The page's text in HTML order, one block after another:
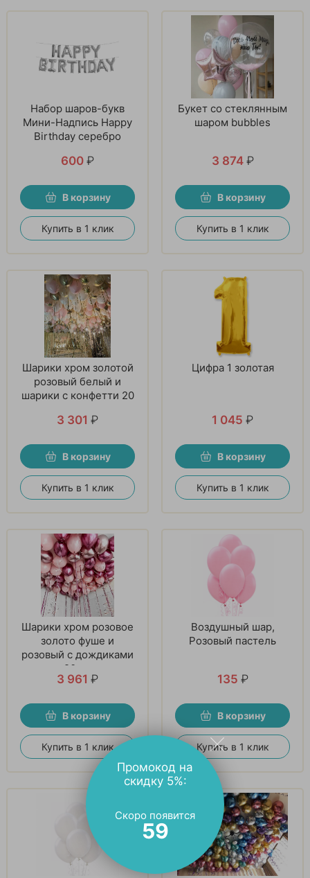
Набор шаров-букв
Мини-Надпись Happy
Birthday серебро
600 ₽
В корзину
Купить в 1 клик
Букет со стеклянным
шаром bubbles
3 874 ₽
В корзину
Купить в 1 клик
Шарики хром золотой
розовый белый и
шарики с конфетти 20
3 301 ₽
В корзину
Купить в 1 клик
Цифра 1 золотая
1 045 ₽
В корзину
Купить в 1 клик
Шарики хром розовое
золото фуше и
розовый с дождиками
20 шт
3 961 ₽
В корзину
Купить в 1 клик
Воздушный шар,
Розовый пастель
135 ₽
В корзину
Купить в 1 клик
Промокод на
скидку 5%:
Скоро появится
58